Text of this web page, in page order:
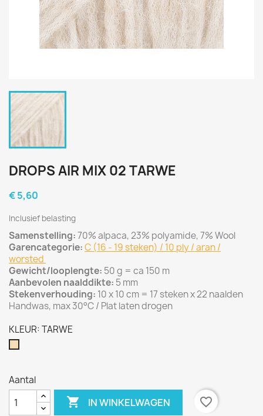
DROPS AIR MIX 02 TARWE
€ 5,60
Inclusief belasting
Samenstelling:70% alpaca, 23% polyamide, 7% Wool
Garencategorie:C (16 - 19 steken) / 10 ply / aran /
worsted
Gewicht/looplengte: 50 g = ca 150 m
Aanbevolen naalddikte: 5 mm
Stekenverhouding: 10 x 10 cm = 17 steken x 22 naalden
Handwas, max 30°C / Plat laten drogen
KLEUR: TARWE
Aantal
 IN WINKELWAGEN favorite_border